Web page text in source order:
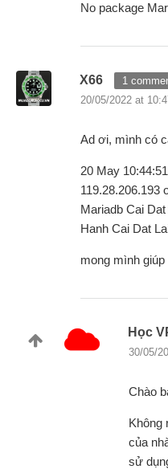
No package
X66
1
20/05/2022 at
Ad ơi, mình có
20 May
119.28.206.193
Mariadb Cai
Hanh Cai Dat
mong mình giúp
Học
30/05/
Chào
Không
của
sử